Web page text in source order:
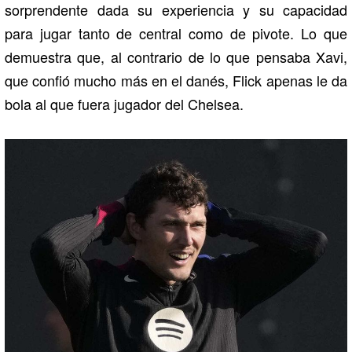
sorprendente dada su experiencia y su capacidad
para jugar tanto de central como de pivote. Lo que
demuestra que, al contrario de lo que pensaba Xavi,
que confió mucho más en el danés, Flick apenas le da
bola al que fuera jugador del Chelsea.